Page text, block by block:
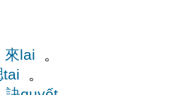
來lai 。
tai 。